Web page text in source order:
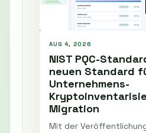
AUG 4, 2026
NIST PQC-
neuen Standard
Unternehmens-
Migration
Mit der